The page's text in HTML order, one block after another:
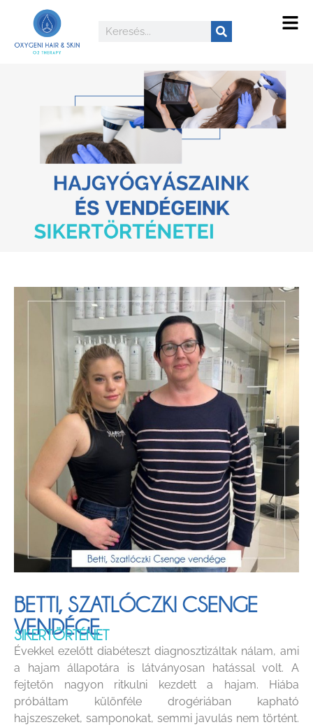
BETTI, SZATLÓCZKI CSENGE
VENDÉGE
SIKERTÖRTÉNET
Évekkel ezelőtt diabéteszt diagnosztizáltak nálam, ami
a hajam állapotára is látványosan hatással volt. A
fejtetőn nagyon ritkulni kezdett a hajam. Hiába
próbáltam különféle drogériában kapható
hajszeszeket, samponokat, semmi javulás nem történt.